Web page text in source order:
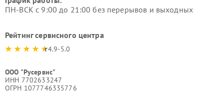
ПН-ВСК с 9:00 до 21:00 без перерывов и выходных
Рейтинг сервисного центра
4.9-5.0
ООО "Русервис"
ИНН 7702633247
ОГРН 1077746335776